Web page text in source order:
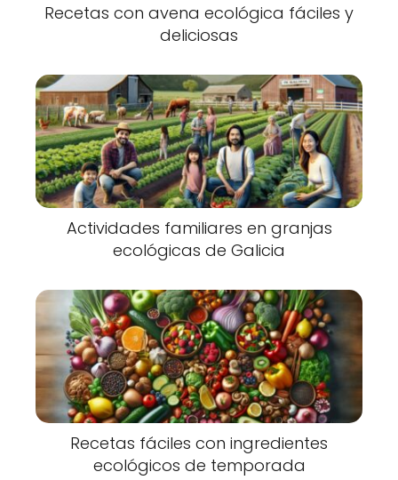
Recetas con avena ecológica fáciles y
deliciosas
Actividades familiares en granjas
ecológicas de Galicia
Recetas fáciles con ingredientes
ecológicos de temporada